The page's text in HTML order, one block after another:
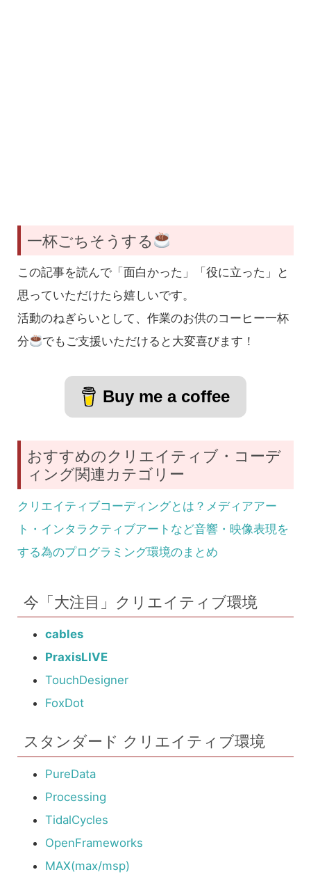
一杯ごちそうする
この記事を読んで「面白かった」「役に立った」と
思っていただけたら嬉しいです。
活動のねぎらいとして、作業のお供のコーヒー一杯
分
でもご支援いただけると大変喜びます！
Buy me a coffee
おすすめのクリエイティブ・コーデ
ィング関連カテゴリー
クリエイティブコーディングとは？メディアアー
ト・インタラクティブアートなど音響・映像表現を
する為のプログラミング環境のまとめ
今「大注目」クリエイティブ環境
cables
PraxisLIVE
TouchDesigner
FoxDot
スタンダード クリエイティブ環境
PureData
Processing
TidalCycles
OpenFrameworks
MAX(max/msp)